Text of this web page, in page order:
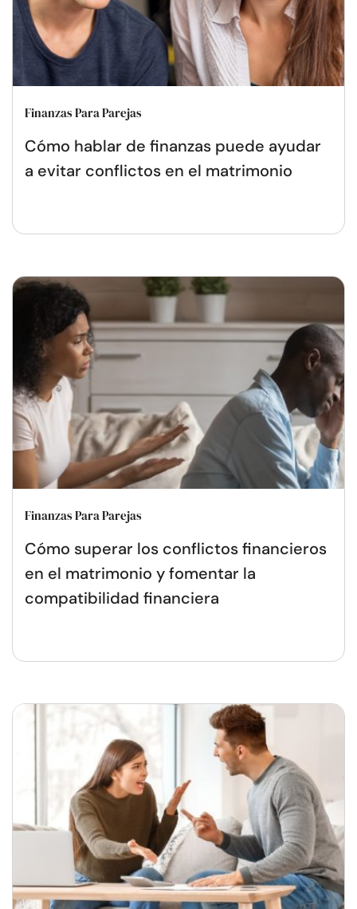
Finanzas Para Parejas
Cómo hablar de finanzas puede ayudar
a evitar conflictos en el matrimonio
Finanzas Para Parejas
Cómo superar los conflictos financieros
en el matrimonio y fomentar la
compatibilidad financiera